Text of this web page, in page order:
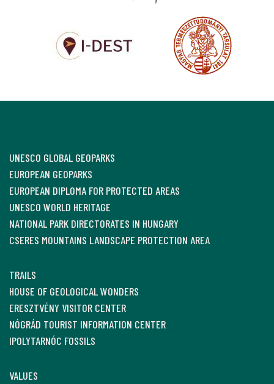
UNESCO GLOBAL GEOPARKS
EUROPEAN GEOPARKS
EUROPEAN DIPLOMA FOR PROTECTED AREAS
UNESCO WORLD HERITAGE
NATIONAL PARK DIRECTORATES IN HUNGARY
CSERES MOUNTAINS LANDSCAPE PROTECTION AREA
TRAILS
HOUSE OF GEOLOGICAL WONDERS
ERESZTVÉNY VISITOR CENTER
NÓGRÁD TOURIST INFORMATION CENTER
IPOLYTARNÓC FOSSILS
VALUES